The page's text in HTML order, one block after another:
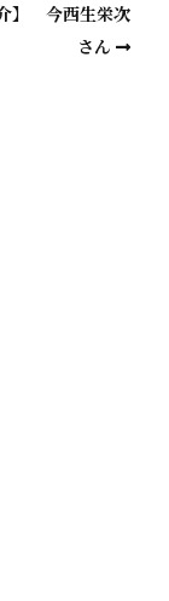
介】 今西生栄次
さん